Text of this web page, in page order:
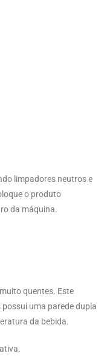
limpadores neutros e
o produto
da máquina.
quentes. Este
uma parede dupla
da bebida.